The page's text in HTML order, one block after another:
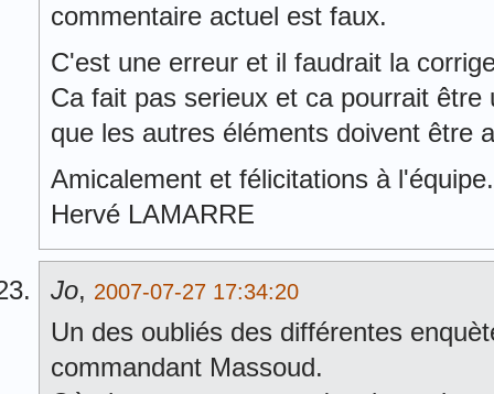
commentaire actuel est faux.
C'est une erreur et il faudrait la
Ca fait pas serieux et ca pourrait
que les autres éléments doivent être
Amicalement et félicitations à
Hervé LAMARRE
Jo, 2007-07-27 17:34:20
Un des oubliés des différentes
commandant Massoud.